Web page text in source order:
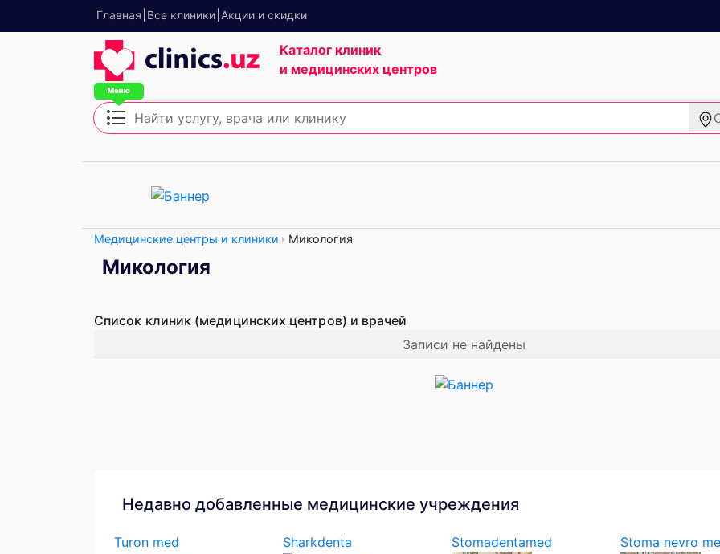
Главная Все клиники Акции и скидки
Каталог клиник
и медицинских центров
Медицинские центры и клиники Микология
Микология
Список клиник (медицинских центров) и врачей
Записи не найдены
Недавно добавленные медицинские учреждения
Turon med Sharkdenta Stomadentamed Stoma nevro